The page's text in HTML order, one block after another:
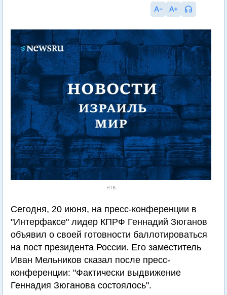
НТВ
Сегодня, 20 июня, на пресс-конференции в
"Интерфаксе" лидер КПРФ Геннадий Зюганов
объявил о своей готовности баллотироваться
на пост президента России. Его заместитель
Иван Мельников сказал после пресс-
конференции: "Фактически выдвижение
Геннадия Зюганова состоялось".